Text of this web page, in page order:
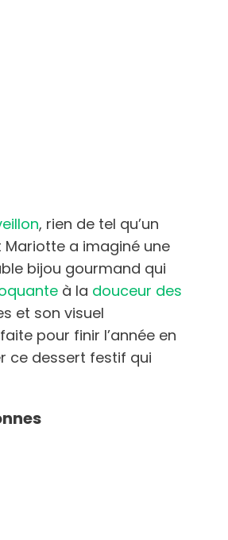
, rien de tel qu’un
Mariotte a imaginé une
bijou gourmand qui
à la douceur des
et son visuel
pour finir l’année en
ce dessert festif qui